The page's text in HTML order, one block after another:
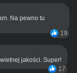
Na pewno tu
19
jakości. Super!
17